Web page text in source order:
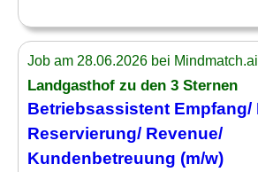
Job am 28.06.2026 bei
Landgasthof zu den 3 Sternen
Betriebsassistent Empfang/
Reservierung/ Revenue/
Kundenbetreuung (m/w)